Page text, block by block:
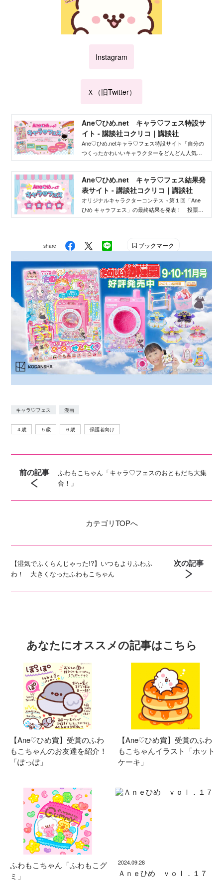
Instagram
Ｘ（旧Twitter）
Ane♡ひめ.net キャラ♡フェス特設サ
イト - 講談社コクリコ｜講談社
Ane♡ひめ.netキャラ♡フェス特設サイト「自分の
つくったかわいいキャラクターをどんどん人気者
作りたいクリエイターを応援するイベントです！
Ane♡ひめ.net キャラ♡フェス結果発
表サイト - 講談社コクリコ｜講談社
オリジナルキャラクターコンテスト第１回「Ane
ひめ キャラフェス」の最終結果を発表！ 投票結
share ブックマーク
キャラ♡フェス 漫画
４歳 ５歳 ６歳 保護者向け
前の記事
ふわもこちゃん「キャラ♡フェスのおともだち大集
合！」
カテゴリTOPへ
【湿気でふくらんじゃった!?】いつもよりふわふ
わ！ 大きくなったふわもこちゃん
次の記事
あなたにオススメの記事はこちら
【Ane♡ひめ賞】受賞のふわ
もこちゃんのお友達を紹介！
「ぽっぽ」
【Ane♡ひめ賞】受賞のふわ
もこちゃんイラスト「ホット
ケーキ」
ふわもこちゃん「ふわもこグ
ミ」
2024.09.28
Ａｎｅひめ ｖｏｌ．１７